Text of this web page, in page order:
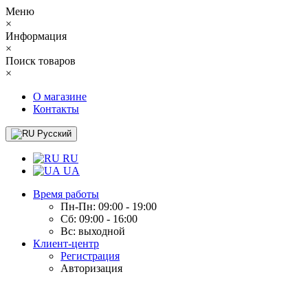
Меню
×
Информация
×
Поиск товаров
×
О магазине
Контакты
Русский
RU
UA
Время работы
Пн-Пн: 09:00 - 19:00
Сб: 09:00 - 16:00
Вс: выходной
Клиент-центр
Регистрация
Авторизация